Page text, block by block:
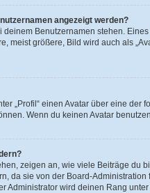
angezeigt werden?
Benutzernamen stehen.
meist größere, Bild wird auch als
„Profil“ einen Avatar über eine
Wenn du keinen Avatar
zeigen an, wie viele Beiträge du
da sie von der Board-
Administrator wird deinen Rang